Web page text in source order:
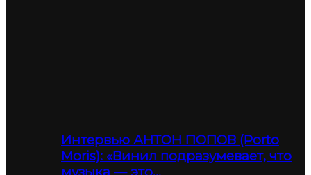
Интервью АНТОН ПОПОВ (Porto
Moris): «Винил подразумевает, что